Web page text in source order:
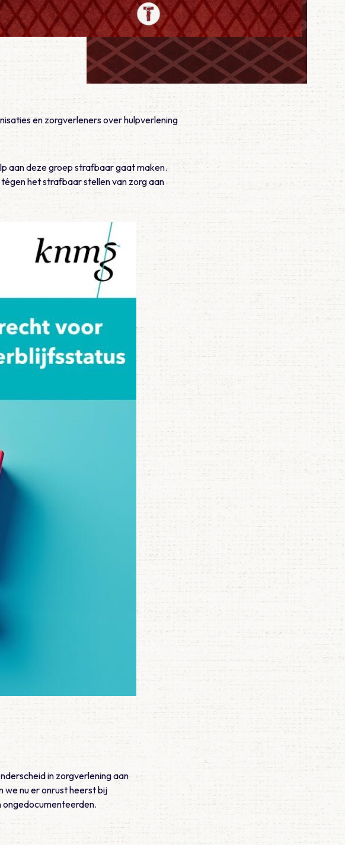
en zorgverleners over hulpverlening
aan deze groep strafbaar gaat maken.
het strafbaar stellen van zorg aan
in zorgverlening aan
we nu er onrust heerst bij
ongedocumenteerden.